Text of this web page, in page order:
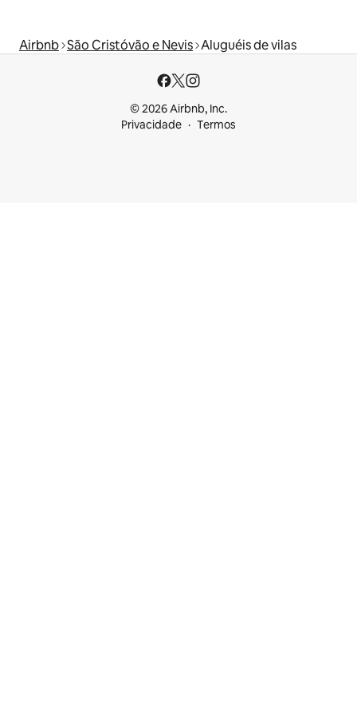
Airbnb São Cristóvão e Nevis Aluguéis de vilas
© 2026 Airbnb, Inc.
Privacidade
Termos